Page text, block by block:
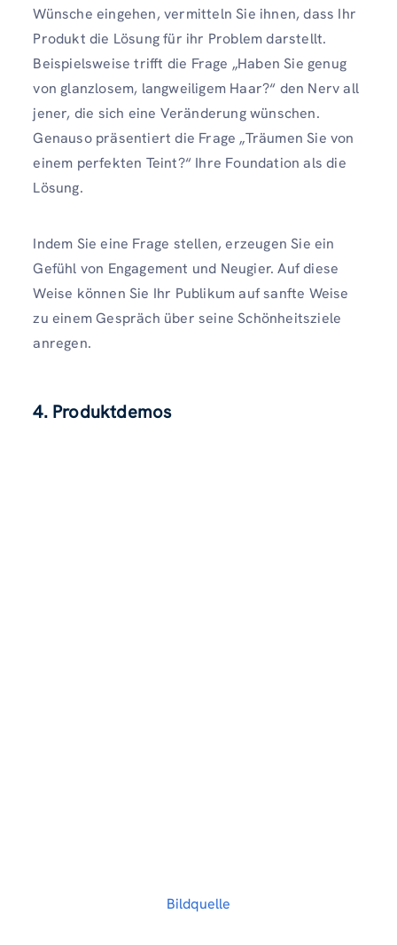
Wünsche eingehen, vermitteln Sie ihnen, dass Ihr
Produkt die Lösung für ihr Problem darstellt.
Beispielsweise trifft die Frage „Haben Sie genug
von glanzlosem, langweiligem Haar?“ den Nerv all
jener, die sich eine Veränderung wünschen.
Genauso präsentiert die Frage „Träumen Sie von
einem perfekten Teint?“ Ihre Foundation als die
Lösung.
Indem Sie eine Frage stellen, erzeugen Sie ein
Gefühl von Engagement und Neugier. Auf diese
Weise können Sie Ihr Publikum auf sanfte Weise
zu einem Gespräch über seine Schönheitsziele
anregen.
4. Produktdemos
Bildquelle